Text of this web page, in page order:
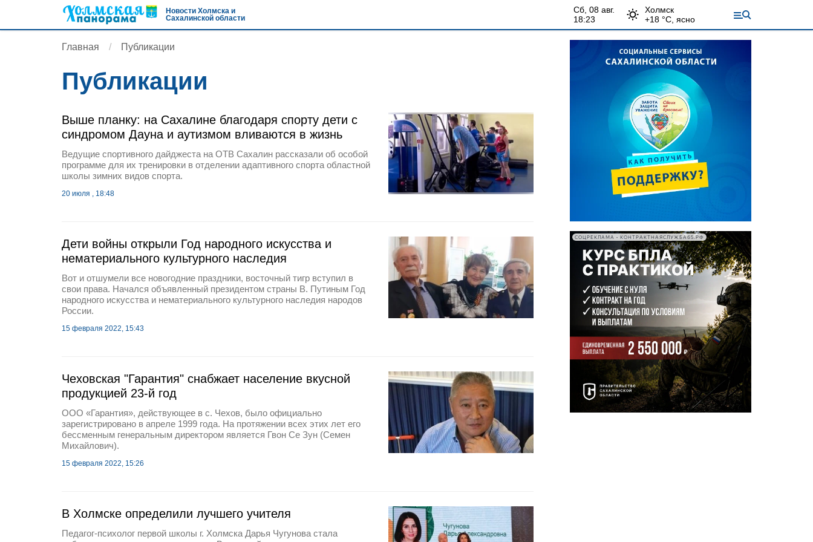
Новости Холмска и
Сахалинской области
сб, 08 авг.
18:23
Холмск
+18 °С, ясно
Главная Публикации
Публикации
Выше планку: на Сахалине благодаря спорту дети с
синдромом Дауна и аутизмом вливаются в жизнь
Ведущие спортивного дайджеста на ОТВ Сахалин рассказали об особой
программе для их тренировки в отделении адаптивного спорта областной
школы зимних видов спорта.
20 июля , 18:48
Дети войны открыли Год народного искусства и
нематериального культурного наследия
Вот и отшумели все новогодние праздники, восточный тигр вступил в
свои права. Начался объявленный президентом страны В. Путиным Год
народного искусства и нематериального культурного наследия народов
России.
15 февраля 2022, 15:43
Чеховская "Гарантия" снабжает население вкусной
продукцией 23-й год
ООО «Гарантия», действующее в с. Чехов, было официально
зарегистрировано в апреле 1999 года. На протяжении всех этих лет его
бессменным генеральным директором является Гвон Се Зун (Семен
Михайлович).
15 февраля 2022, 15:26
В Холмске определили лучшего учителя
Педагог-психолог первой школы г. Холмска Дарья Чугунова стала
СОЦРЕКЛАМА • КОНТРАКТНАЯСЛУЖБА65.РФ